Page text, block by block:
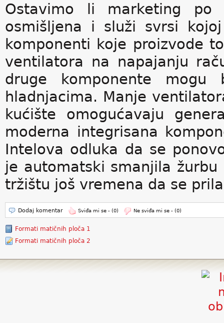
Ostavimo li marketing po
osmišljena i služi svrsi
komponenti koje proizvode
ventilatora na napajanju
druge komponente mogu
hladnjacima. Manje
kućište omogućavaju
moderna integrisana
Intelova odluka da se
je automatski smanjila
tržištu još vremena da se
Dodaj komentar Sviđa mi se - (0) Ne sviđa mi se - (0)
Formati matičnih ploča 1
Formati matičnih ploča 2